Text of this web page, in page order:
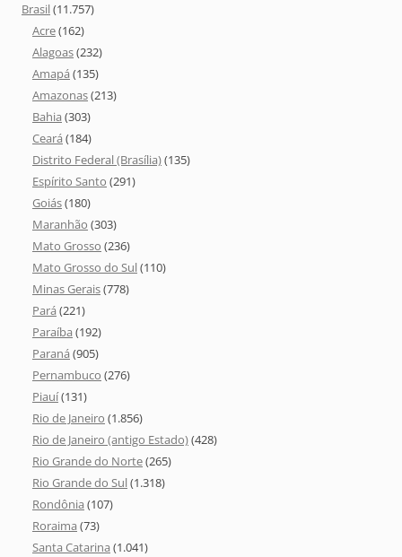
Brasil(11.757)
Acre(162)
Alagoas(232)
Amapá (135)
Amazonas(213)
Bahia (303)
Ceará (184)
Distrito Federal (Brasília)(135)
Espírito Santo (291)
Goiás(180)
Maranhão (303)
Mato Grosso (236)
Mato Grosso do Sul(110)
Minas Gerais(778)
Pará (221)
Paraíba (192)
Paraná (905)
Pernambuco (276)
Piauí(131)
Rio de Janeiro (1.856)
Rio de Janeiro (antigo Estado)(428)
Rio Grande do Norte(265)
Rio Grande do Sul(1.318)
Rondônia (107)
Roraima (73)
Santa Catarina (1.041)